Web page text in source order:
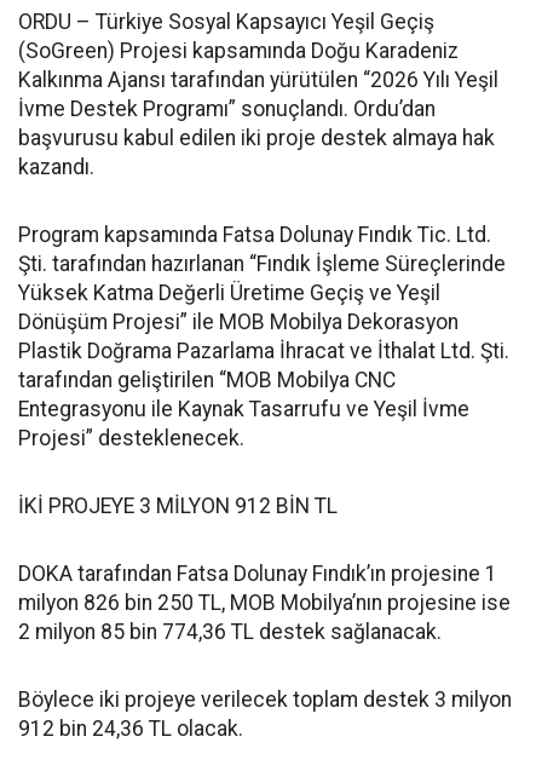
ORDU – Türkiye Sosyal Kapsayıcı Yeşil Geçiş
(SoGreen) Projesi kapsamında Doğu Karadeniz
Kalkınma Ajansı tarafından yürütülen “2026 Yılı Yeşil
İvme Destek Programı” sonuçlandı. Ordu’dan
başvurusu kabul edilen iki proje destek almaya hak
kazandı.
Program kapsamında Fatsa Dolunay Fındık Tic. Ltd.
Şti. tarafından hazırlanan “Fındık İşleme Süreçlerinde
Yüksek Katma Değerli Üretime Geçiş ve Yeşil
Dönüşüm Projesi” ile MOB Mobilya Dekorasyon
Plastik Doğrama Pazarlama İhracat ve İthalat Ltd. Şti.
tarafından geliştirilen “MOB Mobilya CNC
Entegrasyonu ile Kaynak Tasarrufu ve Yeşil İvme
Projesi” desteklenecek.
İKİ PROJEYE 3 MİLYON 912 BİN TL
DOKA tarafından Fatsa Dolunay Fındık’ın projesine 1
milyon 826 bin 250 TL, MOB Mobilya’nın projesine ise
2 milyon 85 bin 774,36 TL destek sağlanacak.
Böylece iki projeye verilecek toplam destek 3 milyon
912 bin 24,36 TL olacak.